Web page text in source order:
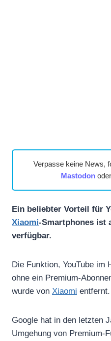
Verpasse keine News,
Mastodonoder
Ein beliebter Vorteil für
Xiaomi-Smartphones ist
verfügbar.
Die Funktion, YouTube im
ohne ein Premium-
wurde von Xiaomi entfernt.
Google hat in den letzten
Umgehung von Premium-